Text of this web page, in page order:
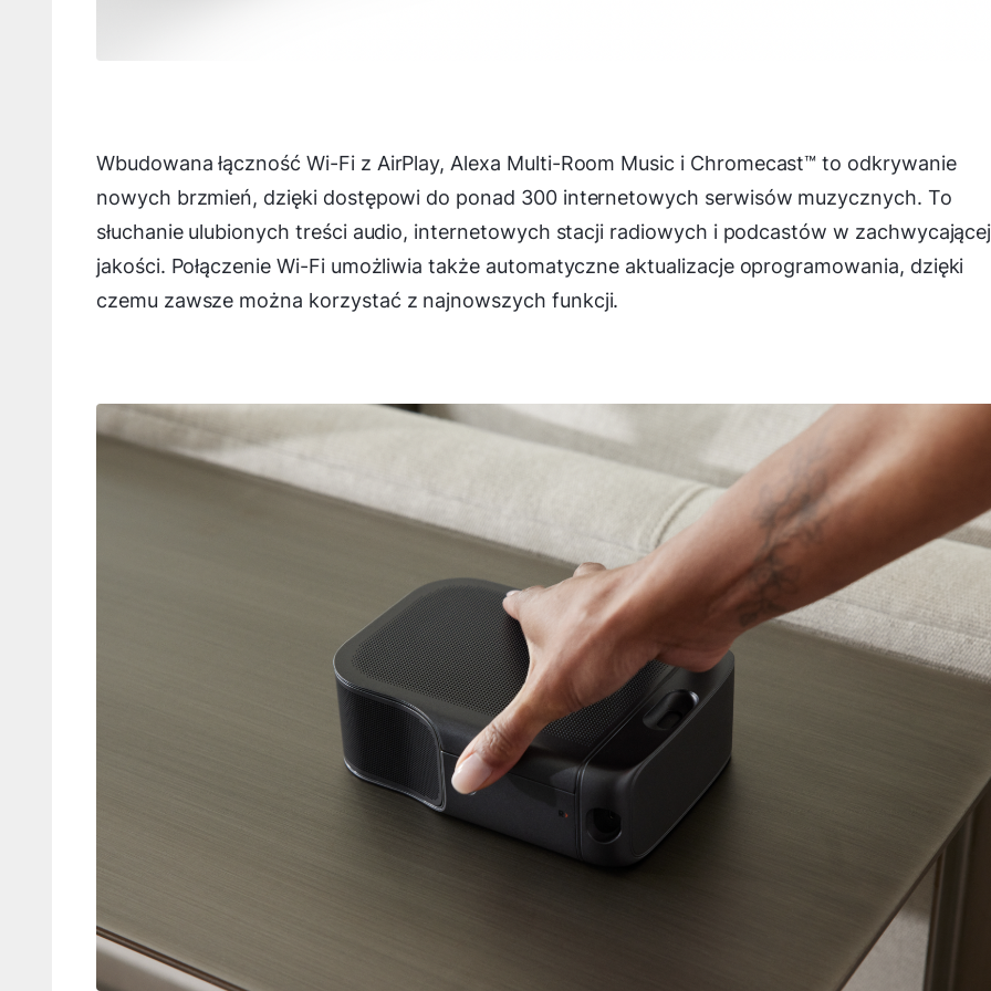
Wbudowana łączność Wi-Fi z AirPlay, Alexa Multi-Room Music i Chromecast™ to odkrywanie
nowych brzmień, dzięki dostępowi do ponad 300 internetowych serwisów muzycznych. To
słuchanie ulubionych treści audio, internetowych stacji radiowych i podcastów w zachwycającej
jakości. Połączenie Wi-Fi umożliwia także automatyczne aktualizacje oprogramowania, dzięki
czemu zawsze można korzystać z najnowszych funkcji.